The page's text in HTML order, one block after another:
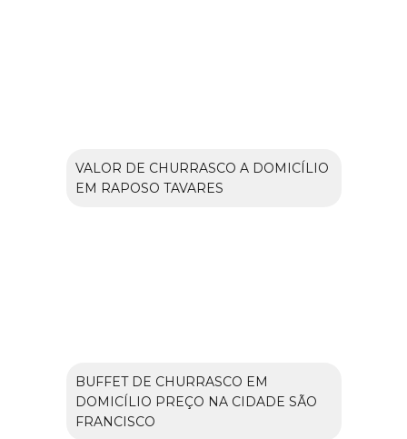
VALOR DE CHURRASCO A DOMICÍLIO
EM RAPOSO TAVARES
BUFFET DE CHURRASCO EM
DOMICÍLIO PREÇO NA CIDADE SÃO
FRANCISCO